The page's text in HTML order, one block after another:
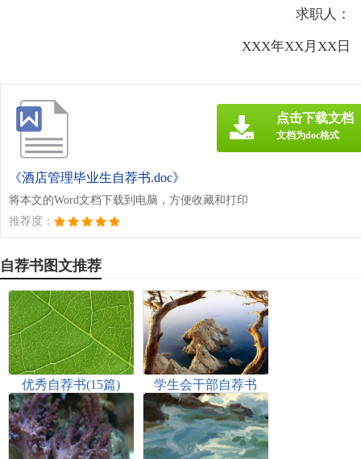
求职人：
XXX年XX月XX日
《酒店管理毕业生自荐书.doc》
将本文的Word文档下载到电脑，方便收藏和打印
推荐度：
点击下载文档
文档为doc格式
自荐书图文推荐
优秀自荐书(15篇) 学生会干部自荐书